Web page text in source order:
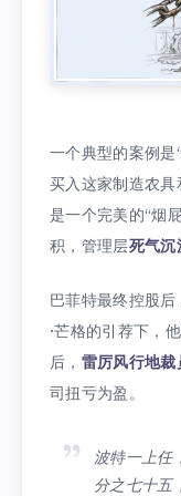
一个典型的案例是
买入这家制造农
是一个完美的“烟
积，管理层死气沉
巴菲特最终控股
·芒格的引荐下，
后， 雷厉风行地
司扭亏为盈。
波特一上任
分之七十五